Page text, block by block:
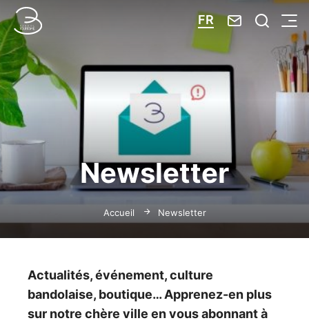
Bandol Tourisme
FR Nous Je
Menu
Newsletter
Accueil Newsletter
Actualités, événement, culture
bandolaise, boutique… Apprenez-en plus
sur notre chère ville en vous abonnant à